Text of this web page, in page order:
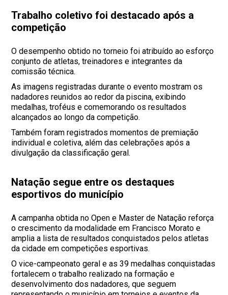
Trabalho coletivo foi destacado após a
competição
O desempenho obtido no torneio foi atribuído ao esforço
conjunto de atletas, treinadores e integrantes da
comissão técnica.
As imagens registradas durante o evento mostram os
nadadores reunidos ao redor da piscina, exibindo
medalhas, troféus e comemorando os resultados
alcançados ao longo da competição.
Também foram registrados momentos de premiação
individual e coletiva, além das celebrações após a
divulgação da classificação geral.
Natação segue entre os destaques
esportivos do município
A campanha obtida no Open e Master de Natação reforça
o crescimento da modalidade em Francisco Morato e
amplia a lista de resultados conquistados pelos atletas
da cidade em competições esportivas.
O vice-campeonato geral e as 39 medalhas conquistadas
fortalecem o trabalho realizado na formação e
desenvolvimento dos nadadores, que seguem